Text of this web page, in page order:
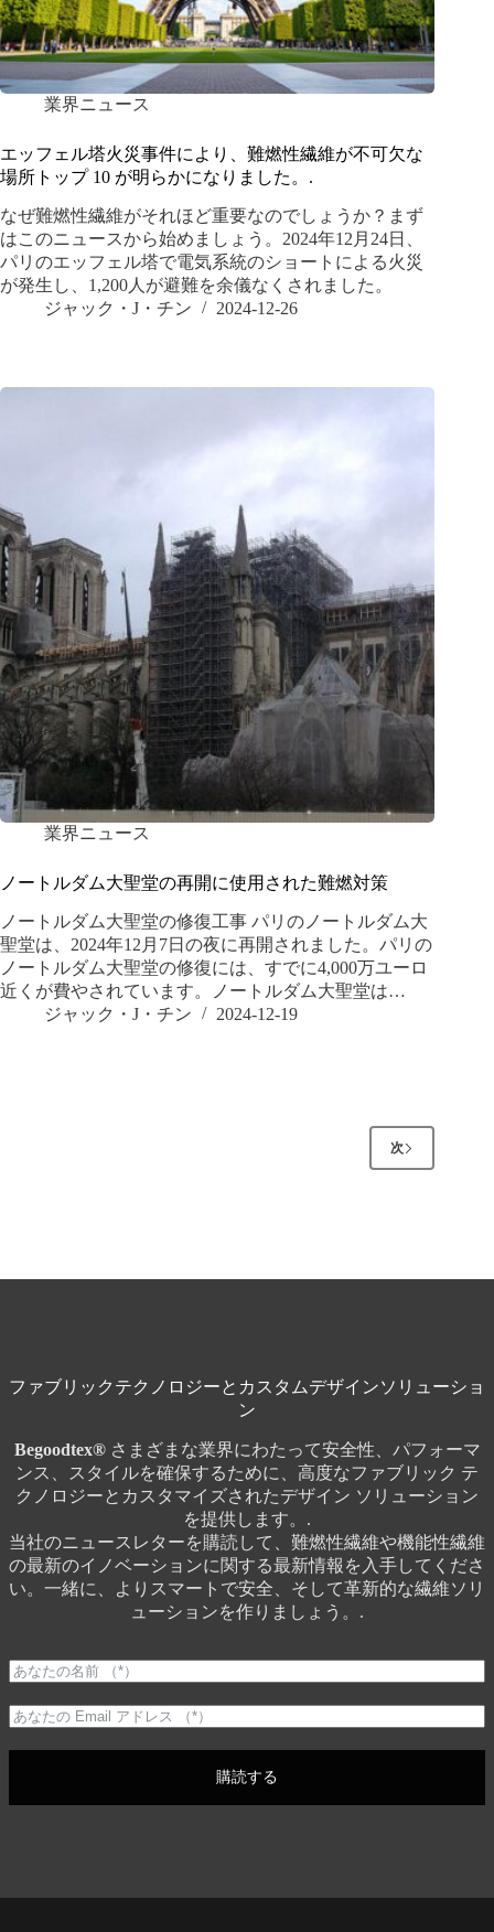
業界ニュース
エッフェル塔火災事件により、難燃性繊維が不可欠な
場所トップ 10 が明らかになりました。.
なぜ難燃性繊維がそれほど重要なのでしょうか？まず
はこのニュースから始めましょう。2024年12月24日、
パリのエッフェル塔で電気系統のショートによる火災
が発生し、1,200人が避難を余儀なくされました。
ジャック・J・チン
2024-12-26
業界ニュース
ノートルダム大聖堂の再開に使用された難燃対策
ノートルダム大聖堂の修復工事 パリのノートルダム大
聖堂は、2024年12月7日の夜に再開されました。パリの
ノートルダム大聖堂の修復には、すでに4,000万ユーロ
近くが費やされています。ノートルダム大聖堂は…
ジャック・J・チン
2024-12-19
次
ファブリックテクノロジーとカスタムデザインソリューショ
ン
Begoodtex®さまざまな業界にわたって安全性、パフォーマ
ンス、スタイルを確保するために、高度なファブリック テ
クノロジーとカスタマイズされたデザイン ソリューション
を提供します。.
当社のニュースレターを購読して、難燃性繊維や機能性繊維
の最新のイノベーションに関する最新情報を入手してくださ
い。一緒に、よりスマートで安全、そして革新的な繊維ソリ
ューションを作りましょう。.
購読する